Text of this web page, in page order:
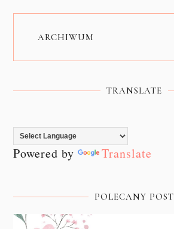
ARCHIWUM
TRANSLATE
Powered by Translate
POLECANY POST